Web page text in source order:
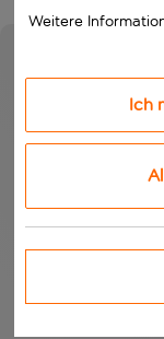
Weitere
Ich